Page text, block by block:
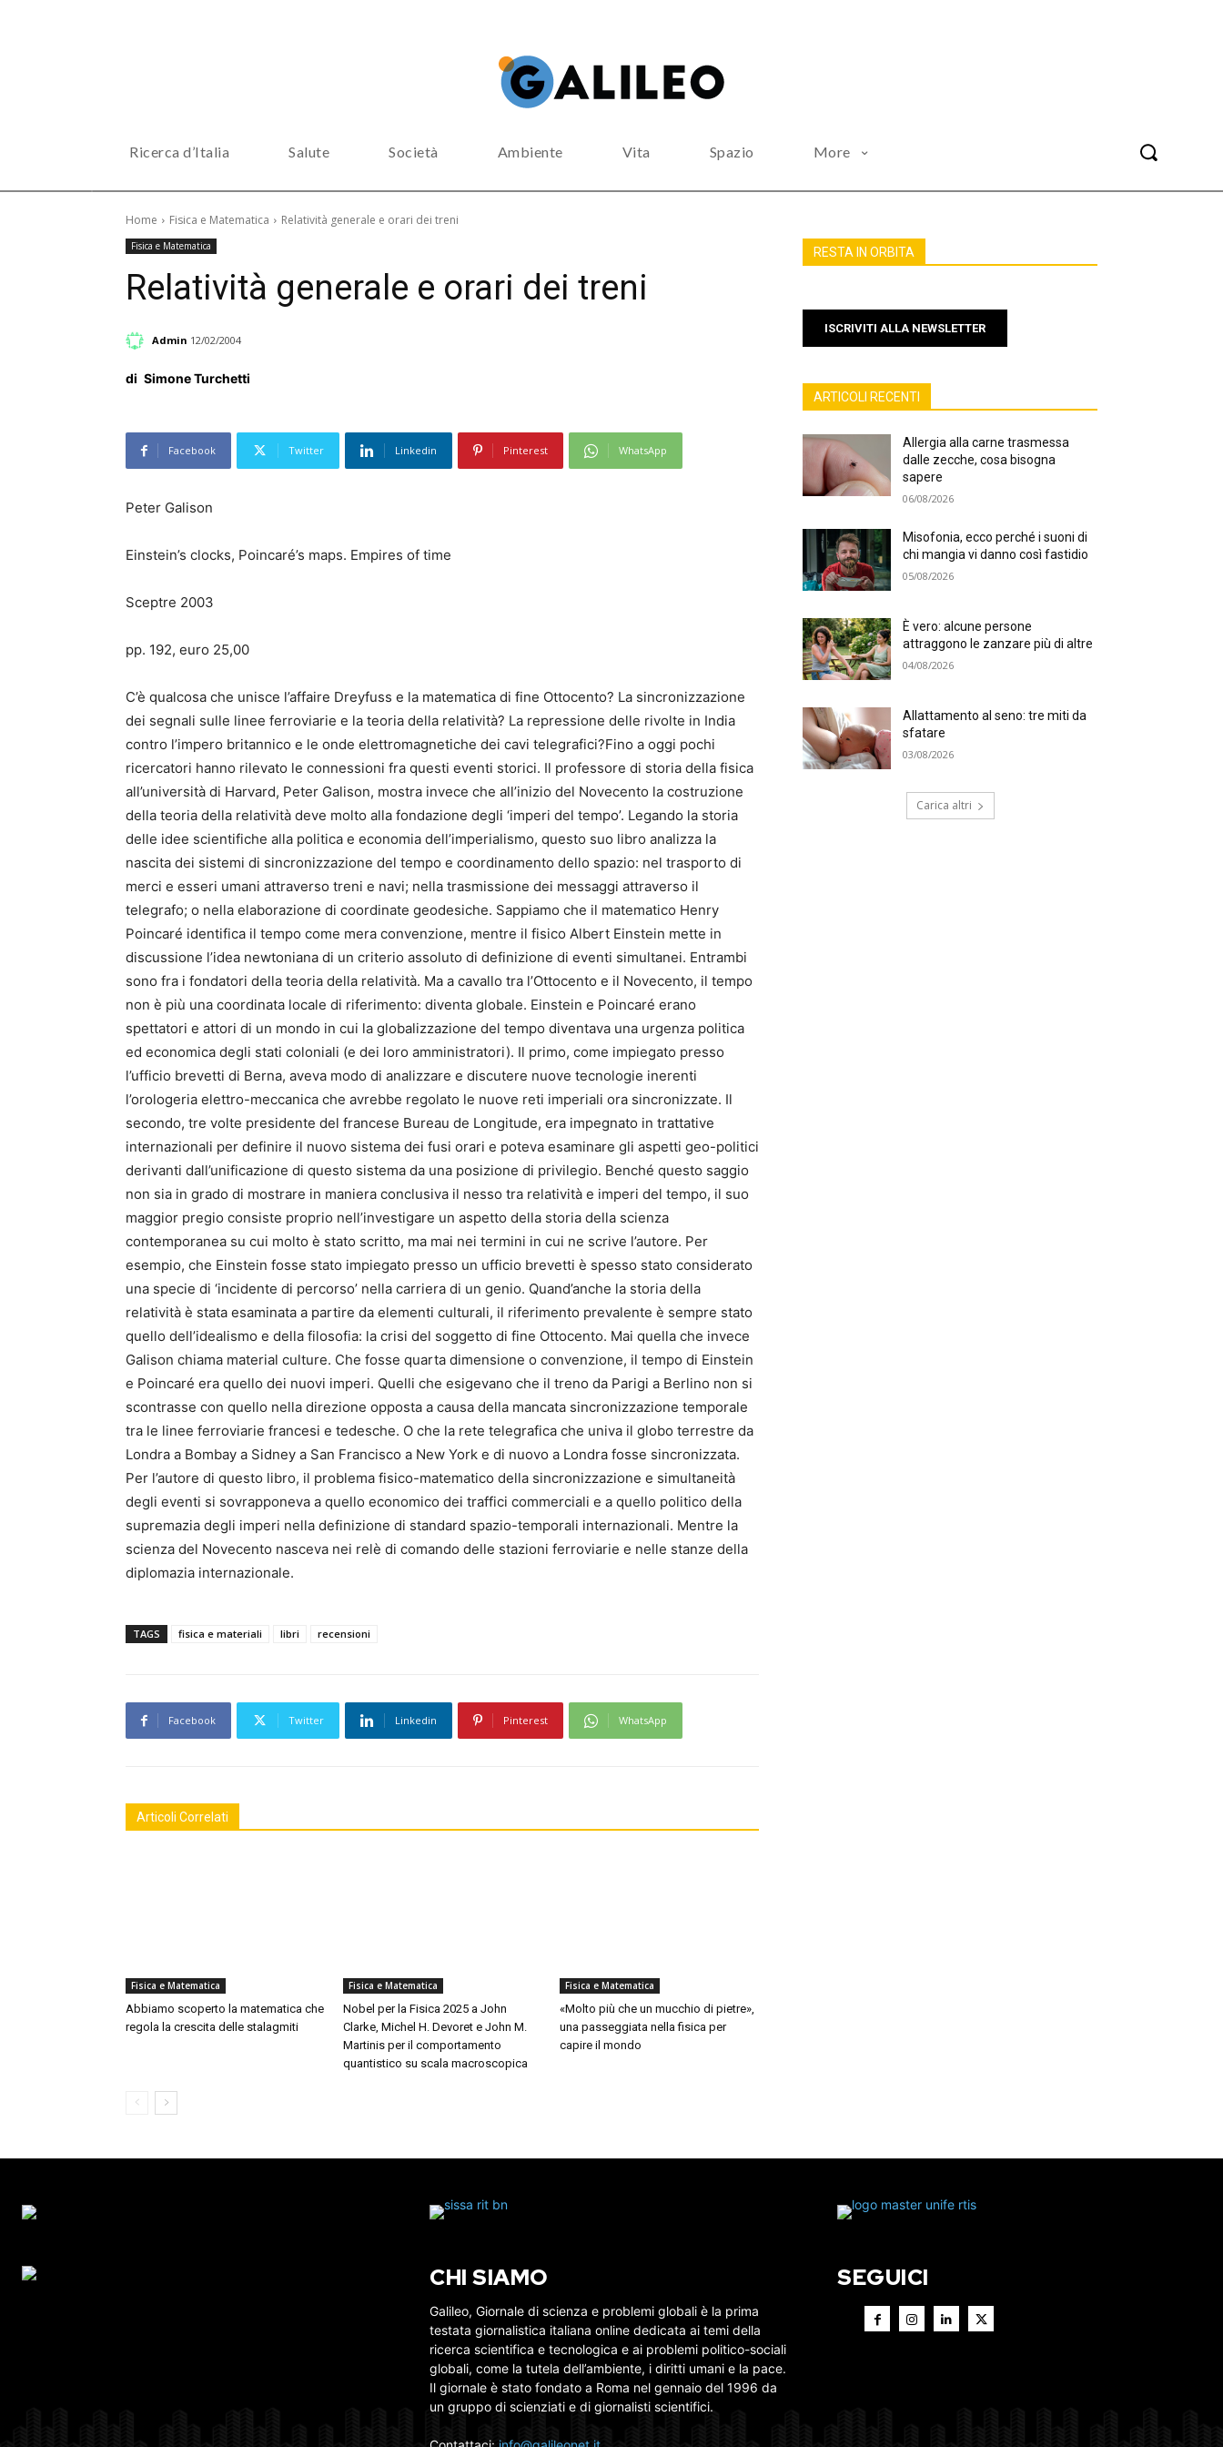
Ricerca d’Italia Salute Società Ambiente Vita Spazio More
Home Fisica e Matematica Relatività generale e orari dei treni
Fisica e Matematica
Relatività generale e orari dei treni
Admin 12/02/2004
di Simone Turchetti
Facebook Twitter Linkedin Pinterest WhatsApp
Peter Galison
Einstein’s clocks, Poincaré’s maps. Empires of time
Sceptre 2003
pp. 192, euro 25,00
C’è qualcosa che unisce l’affaire Dreyfuss e la matematica di fine Ottocento? La sincronizzazione
dei segnali sulle linee ferroviarie e la teoria della relatività? La repressione delle rivolte in India
contro l’impero britannico e le onde elettromagnetiche dei cavi telegrafici?Fino a oggi pochi
ricercatori hanno rilevato le connessioni fra questi eventi storici. Il professore di storia della fisica
all’università di Harvard, Peter Galison, mostra invece che all’inizio del Novecento la costruzione
della teoria della relatività deve molto alla fondazione degli ‘imperi del tempo’. Legando la storia
delle idee scientifiche alla politica e economia dell’imperialismo, questo suo libro analizza la
nascita dei sistemi di sincronizzazione del tempo e coordinamento dello spazio: nel trasporto di
merci e esseri umani attraverso treni e navi; nella trasmissione dei messaggi attraverso il
telegrafo; o nella elaborazione di coordinate geodesiche. Sappiamo che il matematico Henry
Poincaré identifica il tempo come mera convenzione, mentre il fisico Albert Einstein mette in
discussione l’idea newtoniana di un criterio assoluto di definizione di eventi simultanei. Entrambi
sono fra i fondatori della teoria della relatività. Ma a cavallo tra l’Ottocento e il Novecento, il tempo
non è più una coordinata locale di riferimento: diventa globale. Einstein e Poincaré erano
spettatori e attori di un mondo in cui la globalizzazione del tempo diventava una urgenza politica
ed economica degli stati coloniali (e dei loro amministratori). Il primo, come impiegato presso
l’ufficio brevetti di Berna, aveva modo di analizzare e discutere nuove tecnologie inerenti
l’orologeria elettro-meccanica che avrebbe regolato le nuove reti imperiali ora sincronizzate. Il
secondo, tre volte presidente del francese Bureau de Longitude, era impegnato in trattative
internazionali per definire il nuovo sistema dei fusi orari e poteva esaminare gli aspetti geo-politici
derivanti dall’unificazione di questo sistema da una posizione di privilegio. Benché questo saggio
non sia in grado di mostrare in maniera conclusiva il nesso tra relatività e imperi del tempo, il suo
maggior pregio consiste proprio nell’investigare un aspetto della storia della scienza
contemporanea su cui molto è stato scritto, ma mai nei termini in cui ne scrive l’autore. Per
esempio, che Einstein fosse stato impiegato presso un ufficio brevetti è spesso stato considerato
una specie di ‘incidente di percorso’ nella carriera di un genio. Quand’anche la storia della
relatività è stata esaminata a partire da elementi culturali, il riferimento prevalente è sempre stato
quello dell’idealismo e della filosofia: la crisi del soggetto di fine Ottocento. Mai quella che invece
Galison chiama material culture. Che fosse quarta dimensione o convenzione, il tempo di Einstein
e Poincaré era quello dei nuovi imperi. Quelli che esigevano che il treno da Parigi a Berlino non si
scontrasse con quello nella direzione opposta a causa della mancata sincronizzazione temporale
tra le linee ferroviarie francesi e tedesche. O che la rete telegrafica che univa il globo terrestre da
Londra a Bombay a Sidney a San Francisco a New York e di nuovo a Londra fosse sincronizzata.
Per l’autore di questo libro, il problema fisico-matematico della sincronizzazione e simultaneità
degli eventi si sovrapponeva a quello economico dei traffici commerciali e a quello politico della
supremazia degli imperi nella definizione di standard spazio-temporali internazionali. Mentre la
scienza del Novecento nasceva nei relè di comando delle stazioni ferroviarie e nelle stanze della
diplomazia internazionale.
TAGS fisica e materiali libri recensioni
Facebook Twitter Linkedin Pinterest WhatsApp
Articoli Correlati
Fisica e Matematica
Abbiamo scoperto la matematica che
regola la crescita delle stalagmiti
Fisica e Matematica
Nobel per la Fisica 2025 a John
Clarke, Michel H. Devoret e John M.
Martinis per il comportamento
quantistico su scala macroscopica
Fisica e Matematica
«Molto più che un mucchio di pietre»,
una passeggiata nella fisica per
capire il mondo
RESTA IN ORBITA
ISCRIVITI ALLA NEWSLETTER
ARTICOLI RECENTI
Allergia alla carne trasmessa
dalle zecche, cosa bisogna
sapere
06/08/2026
Misofonia, ecco perché i suoni di
chi mangia vi danno così fastidio
05/08/2026
È vero: alcune persone
attraggono le zanzare più di altre
04/08/2026
Allattamento al seno: tre miti da
sfatare
03/08/2026
Carica altri
CHI SIAMO
Galileo, Giornale di scienza e problemi globali è la prima
testata giornalistica italiana online dedicata ai temi della
ricerca scientifica e tecnologica e ai problemi politico-sociali
globali, come la tutela dell’ambiente, i diritti umani e la pace.
Il giornale è stato fondato a Roma nel gennaio del 1996 da
un gruppo di scienziati e di giornalisti scientifici.
SEGUICI